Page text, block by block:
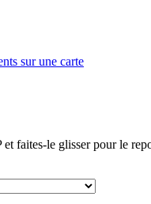
sur une carte
faites-le glisser pour le